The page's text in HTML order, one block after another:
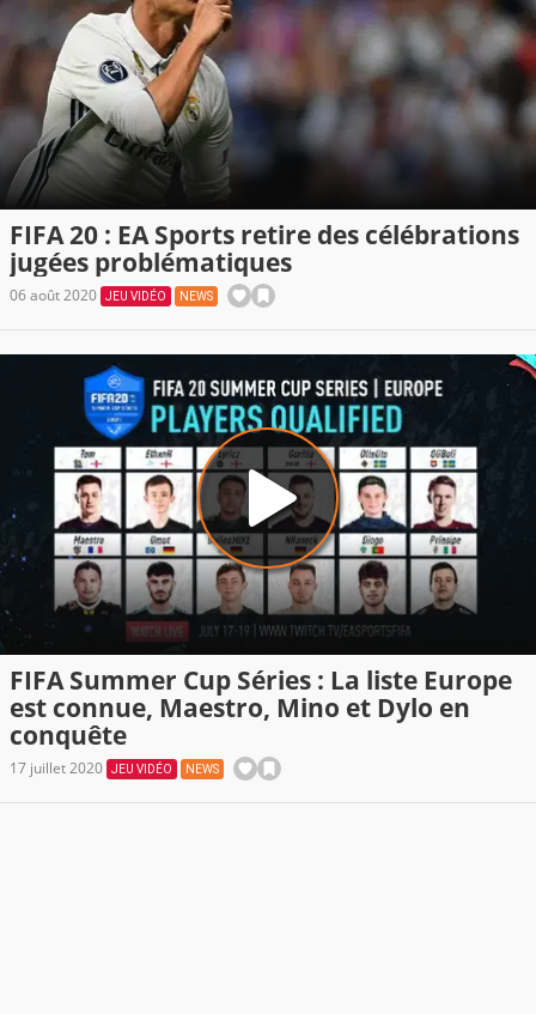
FIFA 20 : EA Sports retire des célébrations
jugées problématiques
06 août 2020 JEU VIDÉO NEWS
FIFA Summer Cup Séries : La liste Europe
est connue, Maestro, Mino et Dylo en
conquête
17 juillet 2020 JEU VIDÉO NEWS